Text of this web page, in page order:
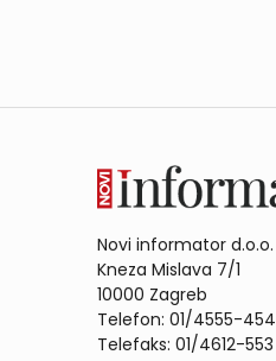
Novi informator d.o.o.
Kneza Mislava 7/1
10000 Zagreb
Telefon: 01/4555-454
Telefaks: 01/4612-553